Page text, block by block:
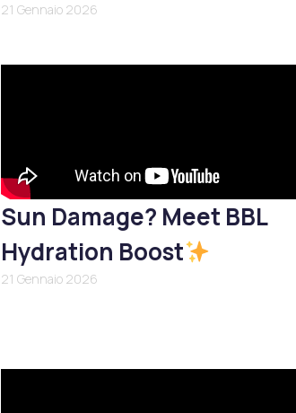
21 Gennaio 2026
Sun Damage? Meet BBL
Hydration Boost
21 Gennaio 2026